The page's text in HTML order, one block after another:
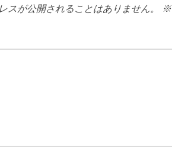
スが公開されることはありません。 ※